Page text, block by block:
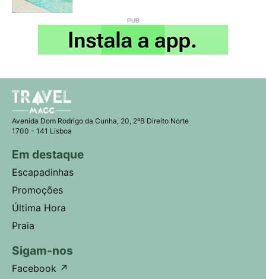
Avenida Dom Rodrigo da Cunha, 20, 2ºB Direito Norte
1700 - 141 Lisboa
Em destaque
Escapadinhas
Promoções
Última Hora
Praia
Sigam-nos
Facebook ↗